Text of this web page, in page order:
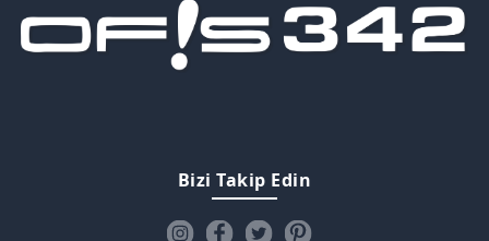
Bizi Takip Edin